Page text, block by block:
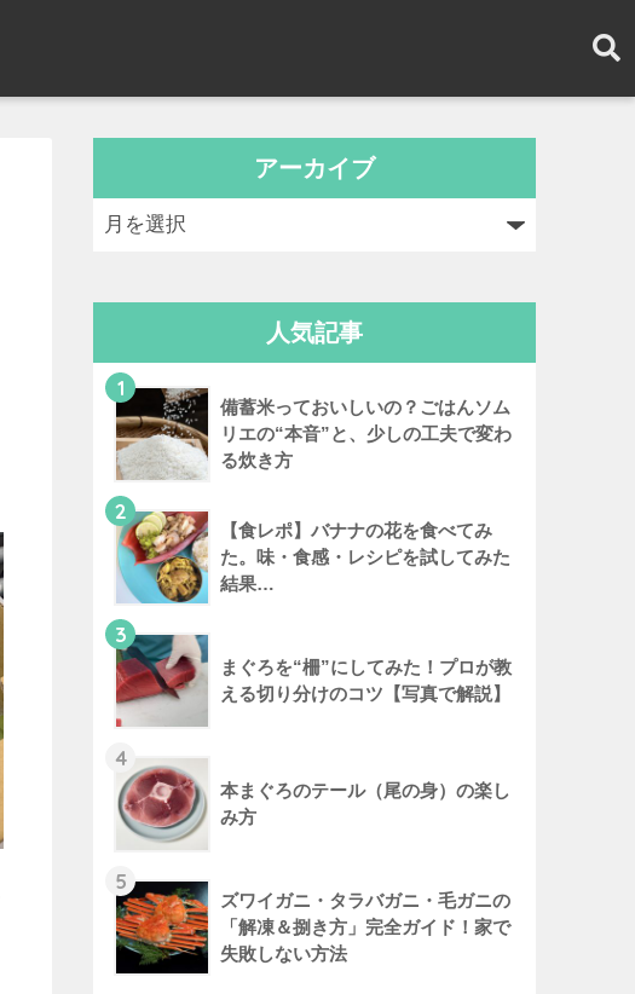
アーカイブ
人気記事
1
備蓄米っておいしいの？ごはんソム
リエの“本音”と、少しの工夫で変わ
る炊き方
2
【食レポ】バナナの花を食べてみ
た。味・食感・レシピを試してみた
結果…
3
まぐろを“柵”にしてみた！プロが教
える切り分けのコツ【写真で解説】
4
本まぐろのテール（尾の身）の楽し
み方
5
ズワイガニ・タラバガニ・毛ガニの
「解凍＆捌き方」完全ガイド！家で
失敗しない方法